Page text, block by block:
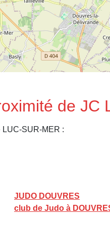
de JC
LUC-SUR-MER :
JUDO DOUVRES
club de Judo à